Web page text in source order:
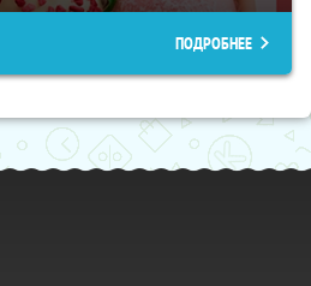
ПОДРОБНЕЕ